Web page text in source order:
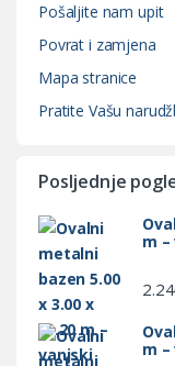
Pošaljite nam upit
Povrat i zamjena
Mapa stranice
Pratite Vašu
Posljednje
m
m